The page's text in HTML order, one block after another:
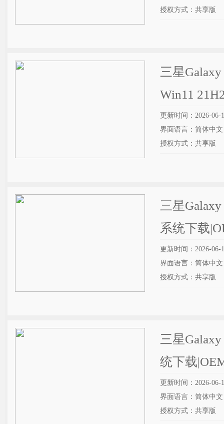
授权方式：共享版
三星
Win11
更新时间：2026-06-
界面语言：简体中文
授权方式：共享版
三星
系统下载
更新时间：2026-06-
界面语言：简体中文
授权方式：共享版
三星
统下载
更新时间：2026-06-
界面语言：简体中文
授权方式：共享版